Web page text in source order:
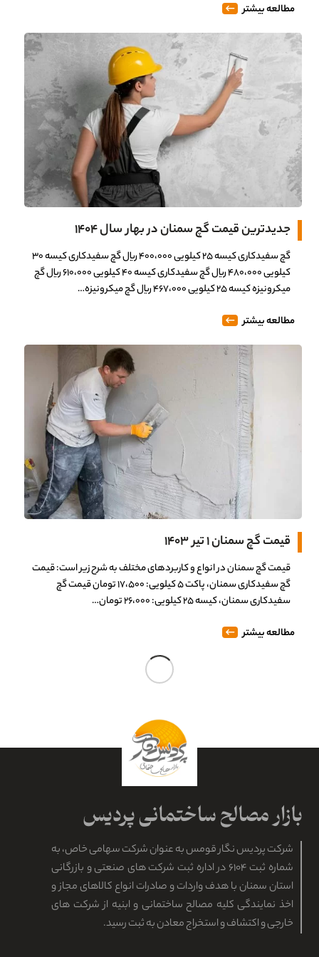
مطالعه بیشتر
جدیدترین قیمت گچ سمنان در بهار سال ۱۴۰۴
گچ سفیدکاری کیسه ۲۵ کیلویی ۴۰۰،۰۰۰ ریال گچ سفیدکاری کیسه ۳۰
کیلویی ۴۸۰،۰۰۰ ریال گچ سفیدکاری کیسه ۴۰ کیلویی ۶۱۰،۰۰۰ ریال گچ
میکرونیزه کیسه ۲۵ کیلویی ۴۶۷،۰۰۰ ریال گچ میکرونیزه…
مطالعه بیشتر
قیمت گچ سمنان ۱ تیر ۱۴۰۳
قیمت گچ سمنان در انواع و کاربردهای مختلف به شرح زیر است: قیمت
گچ سفیدکاری سمنان، پاکت ۵ کیلویی: ۱۷،۵۰۰ تومان قیمت گچ
سفیدکاری سمنان، کیسه ۲۵ کیلویی: ۲۶،۰۰۰ تومان…
مطالعه بیشتر
قیمت فروش انواع گچ سفیدکاری سمنان
قیمت گچ سفیدکاری سمنان در انواع و کاربردهای مختلف، متفاوت
خواهد بود. برخی انواع گچ که با نام گچ های ترکیبی شناخته می شوند،
دارای پلیمرهای شیمیایی در ساختار خود…